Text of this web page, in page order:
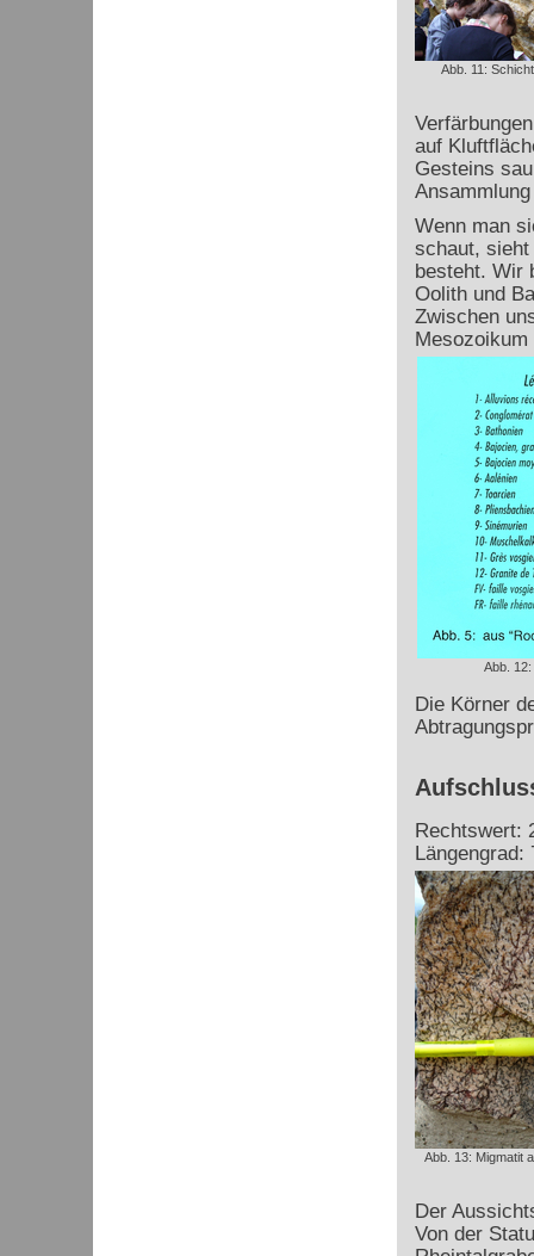
Abb. 11:
auf
Gesteins
Wenn man
schaut, sieht
besteht. Wir
Oolith und
Zwischen
Abb.
Die Körner
Rechtswert:
Längengrad:
Abb. 13: Migmatit
Der
Von der